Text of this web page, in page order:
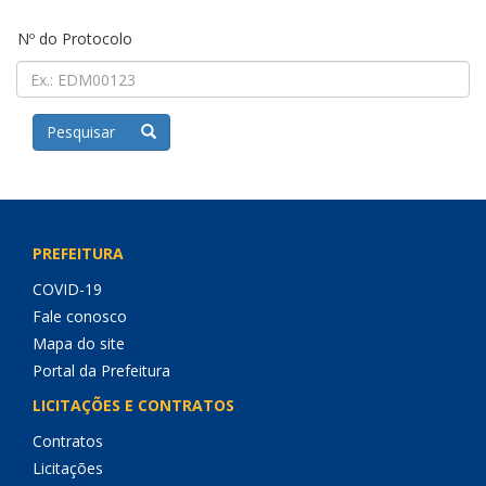
Nº do Protocolo
Pesquisar
PREFEITURA
COVID-19
Fale conosco
Mapa do site
Portal da Prefeitura
LICITAÇÕES E CONTRATOS
Contratos
Licitações